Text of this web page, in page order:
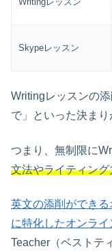
Skypeレッスン
Writingレッスンの
で」といった決まり
つまり、無制限に
文法やライティン
英文の添削ができ
に特化したオンラ
Teacher（ベストテ